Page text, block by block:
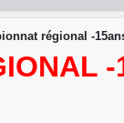
régional -